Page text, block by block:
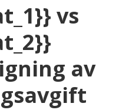
vs
av